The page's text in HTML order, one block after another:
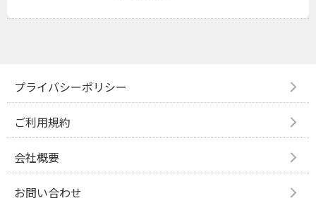
プライバシーポリシー
ご利用規約
会社概要
お問い合わせ